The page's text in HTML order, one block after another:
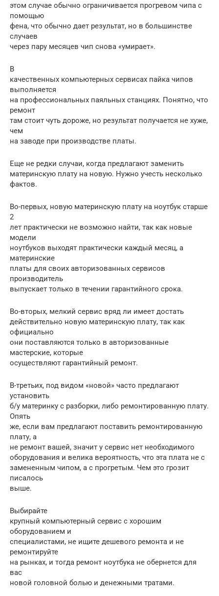
этом случае обычно ограничивается прогревом чипа с
помощью
фена, что обычно дает результат, но в большинстве
случаев
через пару месяцев чип снова «умирает».
В
качественных компьютерных сервисах пайка чипов
выполняется
на профессиональных паяльных станциях. Понятно, что
ремонт
там стоит чуть дороже, но результат получается не хуже,
чем
на заводе при производстве платы.
Еще не редки случаи, когда предлагают заменить
материнскую плату на новую. Нужно учесть несколько
фактов.
Во-первых, новую материнскую плату на ноутбук старше
2
лет практически не возможно найти, так как новые
модели
ноутбуков выходят практически каждый месяц, а
материнские
платы для своих авторизованных сервисов
производитель
выпускает только в течении гарантийного срока.
Во-вторых, мелкий сервис вряд ли имеет достать
действительно новую материнскую плату, так как
официально
они поставляются только в авторизованные
мастерские, которые
осуществляют гарантийный ремонт.
В-третьих, под видом «новой» часто предлагают
установить
б/у материнку с разборки, либо ремонтированную плату.
Опять
же, если вам предлагают поставить ремонтированную
плату, а
не ремонт вашей, значит у сервис нет необходимого
оборудования и велика вероятность, что эта плата не с
замененным чипом, а с прогретым. Чем это грозит
писалось
выше.
Выбирайте
крупный компьютерный сервис с хорошим
оборудованием и
специалистами, не ищите дешевого ремонта и не
ремонтируйте
на рынках, и тогда ремонт ноутбука не обернется для
вас
новой головной болью и денежными тратами.